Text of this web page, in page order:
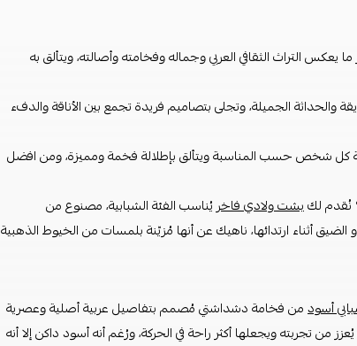
يعكس التراث الثقافي العربي وجماله وفخامته وأصالته، ويتألق به
الجميلة، وتجلى بتصاميم فريدة تجمع بين الأناقة والدفء
كل شخص حسب المناسبة ويتألق بإطلالة فخمة ومميزة، ومن افضل
نُقدم لكبشت ولادي فاخريُناسب الفئة الشبابية، مصنوع من
الضيق أثناء ارتدائها، ناهيك عن أنها مُزيّنة بلمسات من الخيوط الذهبية
أسودمن فخامة دشداشتي مُصمم بتفاصيل عربية أصلية وعصرية
تجربته ويجعلها أكثر راحة في الحركة، ورُغم أنه أسود داكن إلا أنه